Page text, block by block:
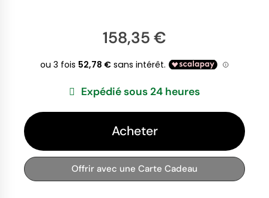
158,35 €
Expédié sous 24 heures
Acheter
Offrir avec une Carte Cadeau